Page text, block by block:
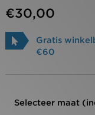
€30,00
Gratis
€60
Selecteer maat